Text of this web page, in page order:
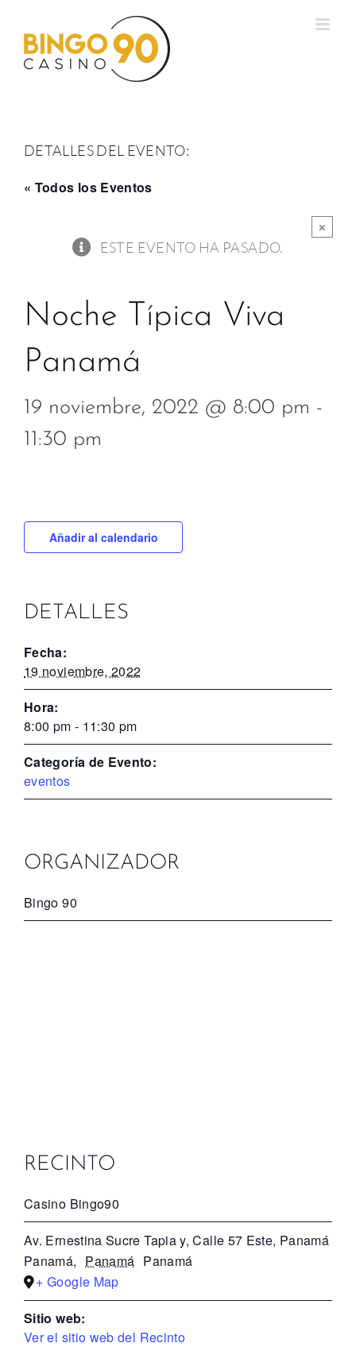
contenido
DETALLES DEL EVENTO:
« Todos los Eventos
×
ESTE EVENTO HA PASADO.
Noche Típica Viva
Panamá
19 noviembre, 2022 @ 8:00 pm -
11:30 pm
Añadir al calendario
DETALLES
Fecha:
19 noviembre, 2022
Hora:
8:00 pm - 11:30 pm
Categoría de Evento:
eventos
ORGANIZADOR
Bingo 90
RECINTO
Casino Bingo90
Av. Ernestina Sucre Tapia y, Calle 57 Este, Panamá
Panamá, Panamá Panamá
+ Google Map
Sitio web:
Ver el sitio web del Recinto